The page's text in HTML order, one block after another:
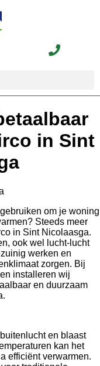
in Sint
om je woning
Steeds meer
in Sint Nicolaasga.
ook wel lucht-lucht
werken en
zorgen. Bij
installeren wij
en duurzaam
en blaast
kan het
efficiënt verwarmen.